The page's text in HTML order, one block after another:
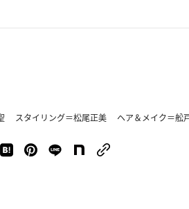
スタイリング＝松尾正美 ヘア＆メイク＝舩